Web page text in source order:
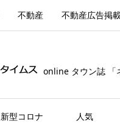
不動産 不動産広告掲
online タウン誌 「
新型コロナ 人気